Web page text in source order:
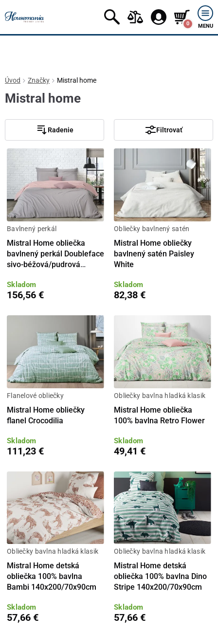
0 MENU
Úvod Značky Mistral home
Mistral home
Radenie Filtrovať
Bavlnený perkál
Mistral Home obliečka
bavlnený perkál Doubleface
sivo-béžová/pudrová
Skladom
156,56 €
Obliečky bavlnený satén
Mistral Home obliečky
bavlnený satén Paisley
White
Skladom
82,38 €
Flanelové obliečky
Mistral Home obliečky
flanel Crocodilia
Skladom
111,23 €
Obliečky bavlna hladká klasik
Mistral Home obliečka
100% bavlna Retro Flower
Skladom
49,41 €
Obliečky bavlna hladká klasik
Mistral Home detská
obliečka 100% bavlna
Bambi 140x200/70x90cm
Skladom
57,66 €
Obliečky bavlna hladká klasik
Mistral Home detská
obliečka 100% bavlna Dino
Stripe 140x200/70x90cm
Skladom
57,66 €